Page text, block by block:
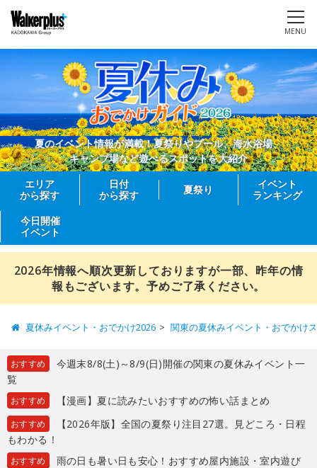
MENU
夏のイベント情報が満載！夏祭りやプール、海水浴場、
キャンプ場など遊べるスポットを大紹介
エリア
から探す
日付
から探す
夏祭り
イベント
ランキング
今日開催
イベント
2026年情報へ順次更新しておりますが一部、昨年の情
報もございます。予めご了承ください。
夏休みイベント・おでかけ2026 関東の夏休みイベント・おでかけ
おすすめ
今週末8/8(土)～8/9(日)開催の関東の夏休みイベント一
覧
おすすめ 【漫画】夏に読みたいおすすめの怖い話まとめ
おすすめ
【2026年版】全国の夏祭り注目27選。見どころ・日程
もわかる！
おすすめ
雨の日も暑い日も安心！おすすめ屋内施設・室内遊び